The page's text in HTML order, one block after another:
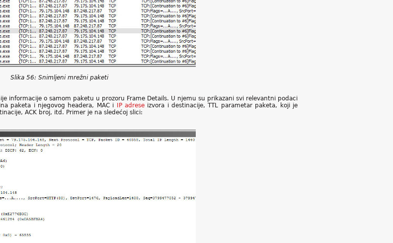
Slika 56: Snimljeni mrežni paketi
informacije o samom paketu u prozoru Frame Details. U njemu su prikazani svi relevantni podaci
paketa i njegovog headera, MAC i
IP adreseizvora i destinacije, TTL parametar paketa, koji je
ACK broj, itd. Primer je na sledećoj slici: